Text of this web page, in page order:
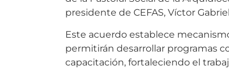
presidente de CEFAS, Víctor
Este acuerdo establece
permitirán desarrollar programas
capacitación, fortaleciendo el